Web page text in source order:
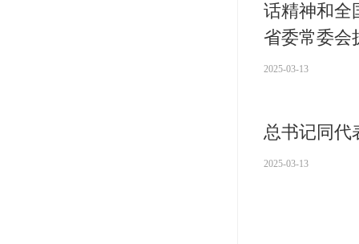
话精神和全
省委常委会
2025-03-13
总书记同代
2025-03-13